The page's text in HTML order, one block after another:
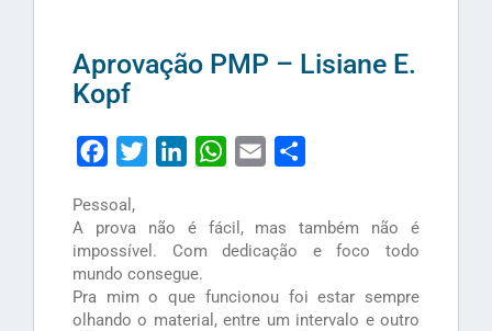
Aprovação PMP – Lisiane E.
Kopf
FacebookTwitterLinkedInWhatsApp
Email
Pessoal,
A prova não é fácil, mas também não é
impossível. Com dedicação e foco todo
mundo consegue.
Pra mim o que funcionou foi estar sempre
olhando o material, entre um intervalo e outro